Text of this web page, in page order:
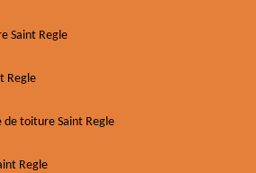
Saint Regle
Regle
de toiture Saint Regle
Regle